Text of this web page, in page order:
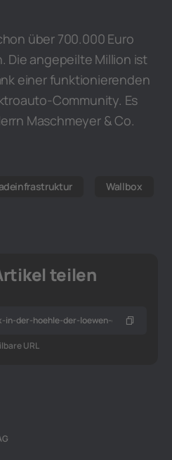
über 700.000 Euro
Die angepeilte Million ist
einer funktionierenden
Community. Es
Maschmeyer & Co.
Wallbox
teilen
URL